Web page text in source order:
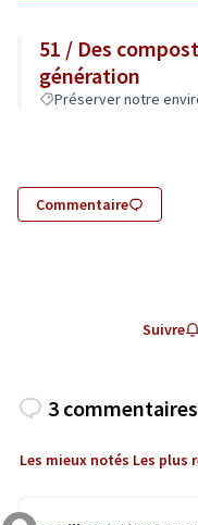
51 / Des
génération
Préserver notre
Commentaire
Suivre
3 commentaires
Les mieux notés Les plus